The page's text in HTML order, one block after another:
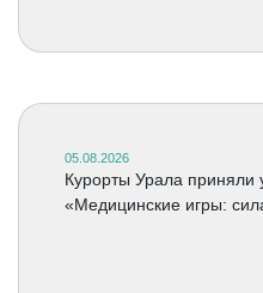
05.08.2026
Курорты Урала приняли
«Медицинские игры: